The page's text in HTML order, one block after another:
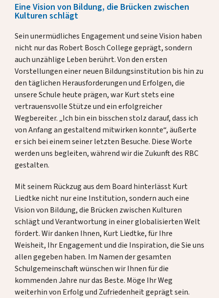
Eine Vision von Bildung, die Brücken zwischen
Kulturen schlägt
Sein unermüdliches Engagement und seine Vision haben
nicht nur das Robert Bosch College geprägt, sondern
auch unzählige Leben berührt. Von den ersten
Vorstellungen einer neuen Bildungsinstitution bis hin zu
den täglichen Herausforderungen und Erfolgen, die
unsere Schule heute prägen, war Kurt stets eine
vertrauensvolle Stütze und ein erfolgreicher
Wegbereiter. „Ich bin ein bisschen stolz darauf, dass ich
von Anfang an gestaltend mitwirken konnte“, äußerte
er sich bei einem seiner letzten Besuche. Diese Worte
werden uns begleiten, während wir die Zukunft des RBC
gestalten.
Mit seinem Rückzug aus dem Board hinterlässt Kurt
Liedtke nicht nur eine Institution, sondern auch eine
Vision von Bildung, die Brücken zwischen Kulturen
schlägt und Verantwortung in einer globalisierten Welt
fördert. Wir danken Ihnen, Kurt Liedtke, für Ihre
Weisheit, Ihr Engagement und die Inspiration, die Sie uns
allen gegeben haben. Im Namen der gesamten
Schulgemeinschaft wünschen wir Ihnen für die
kommenden Jahre nur das Beste. Möge Ihr Weg
weiterhin von Erfolg und Zufriedenheit geprägt sein.